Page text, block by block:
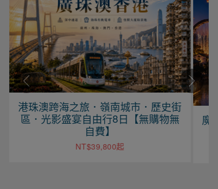
旅．嶺南城市．歷史街
自由行8日【無購物無
魔力江西、望仙望